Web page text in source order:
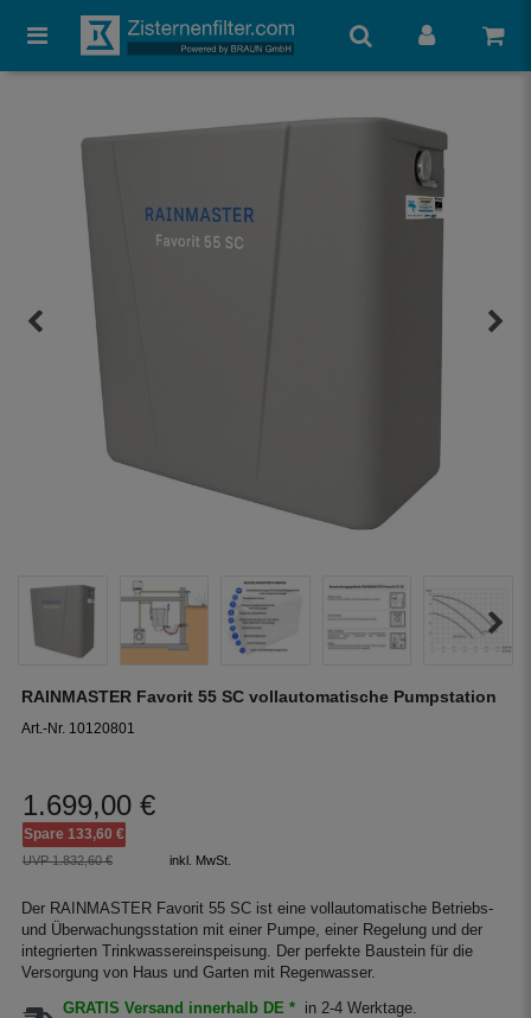
RAINMASTER Favorit 55 SC vollautomatische Pumpstation
Art.-Nr. 10120801
1.699,00 €
Spare 133,60 €
UVP 1.832,60 € inkl. MwSt.
Der RAINMASTER Favorit 55 SC ist eine vollautomatische Betriebs-
und Überwachungsstation mit einer Pumpe, einer Regelung und der
integrierten Trinkwassereinspeisung. Der perfekte Baustein für die
Versorgung von Haus und Garten mit Regenwasser.
GRATIS Versand innerhalb DE *
in 2-4 Werktage.